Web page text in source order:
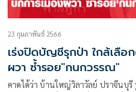
23 กุมภาพันธ์ 2566
เร่งปิดบัญชีรุกป่า ใกล้เลือ
ผวา ซ้ำรอย"กนกวรรณ"
คาดได้ว่า บ้านใหญ่วิลาวัลย์ ปราจีนบุ